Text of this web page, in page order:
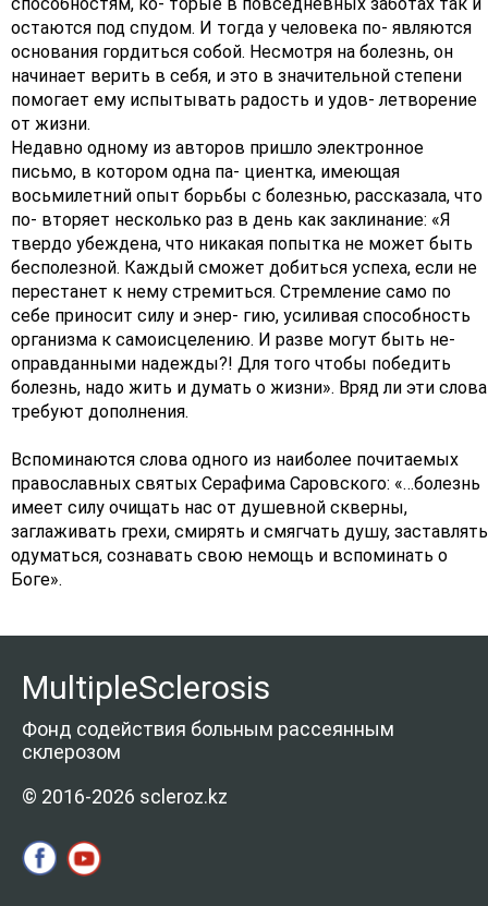
способностям, ко- торые в повседневных заботах так и
остаются под спудом. И тогда у человека по- являются
основания гордиться собой. Несмотря на болезнь, он
начинает верить в себя, и это в значительной степени
помогает ему испытывать радость и удов- летворение
от жизни.
Недавно одному из авторов пришло электронное
письмо, в котором одна па- циентка, имеющая
восьмилетний опыт борьбы с болезнью, рассказала, что
по- вторяет несколько раз в день как заклинание: «Я
твердо убеждена, что никакая попытка не может быть
бесполезной. Каждый сможет добиться успеха, если не
перестанет к нему стремиться. Стремление само по
себе приносит силу и энер- гию, усиливая способность
организма к самоисцелению. И разве могут быть не-
оправданными надежды?! Для того чтобы победить
болезнь, надо жить и думать о жизни». Вряд ли эти слова
требуют дополнения.
Вспоминаются слова одного из наиболее почитаемых
православных святых Серафима Саровского: «…болезнь
имеет силу очищать нас от душевной скверны,
заглаживать грехи, смирять и смягчать душу, заставлять
одуматься, сознавать свою немощь и вспоминать о
Боге».
MultipleSclerosis
Фонд содействия больным рассеянным
склерозом
© 2016-2026 scleroz.kz